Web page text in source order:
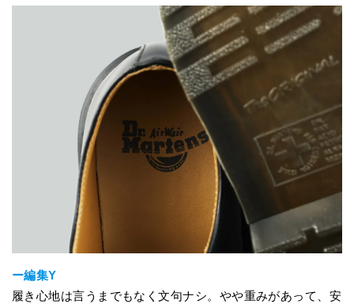
ー編集Y
履き心地は言うまでもなく文句ナシ。やや重みがあって、安